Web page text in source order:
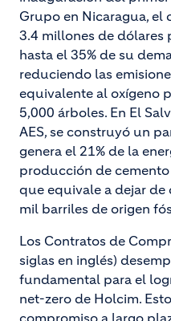
Grupo en Nicaragua, el
3.4 millones de
hasta el 35% de su
reduciendo las
equivalente al oxígeno
5,000 árboles. En El
AES, se construyó un
genera el 21% de la
producción de
que equivale a dejar
mil barriles de origen
Los Contratos de
siglas en inglés)
fundamental para el
net-zero de Holcim.
compromiso a largo